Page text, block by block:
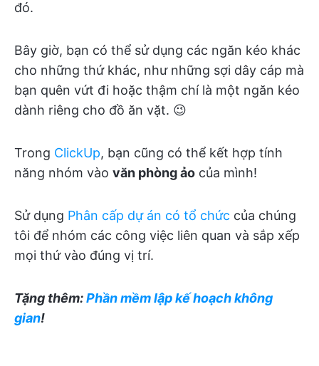
đó.
Bây giờ, bạn có thể sử dụng các ngăn kéo khác
cho những thứ khác, như những sợi dây cáp mà
bạn quên vứt đi hoặc thậm chí là một ngăn kéo
dành riêng cho đồ ăn vặt. 😉
Trong ClickUp, bạn cũng có thể kết hợp tính
năng nhóm vào văn phòng ảo của mình!
Sử dụng Phân cấp dự án có tổ chức của chúng
tôi để nhóm các công việc liên quan và sắp xếp
mọi thứ vào đúng vị trí.
Tặng thêm:Phần mềm lập kế hoạch không
gian!